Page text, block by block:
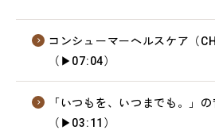
コンシューマーヘルスケア（
（▶07:04）
「いつもを、いつまでも。」
（▶03:11）